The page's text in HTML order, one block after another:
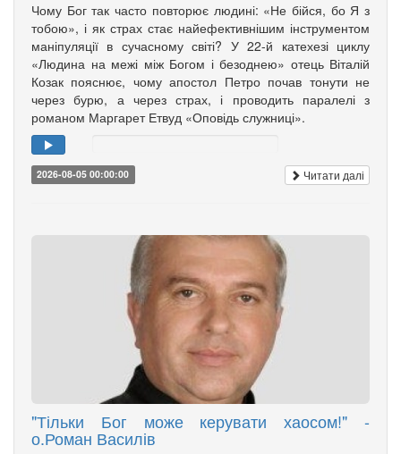
Чому Бог так часто повторює людині: «Не бійся, бо Я з
тобою», і як страх стає найефективнішим інструментом
маніпуляції в сучасному світі? У 22-й катехезі циклу
«Людина на межі між Богом і безоднею» отець Віталій
Козак пояснює, чому апостол Петро почав тонути не
через бурю, а через страх, і проводить паралелі з
романом Маргарет Етвуд «Оповідь служниці».
2026-08-05 00:00:00 Читати далі
"Тільки Бог може керувати хаосом!" -
о.Роман Василів